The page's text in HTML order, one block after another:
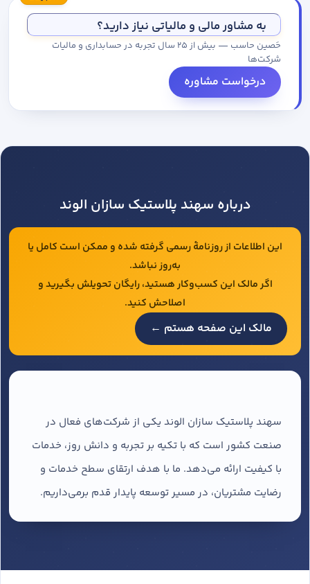
به مشاور مالی و مالیاتی نیاز دارید؟
حَصین حاسب — بیش از ۲۵ سال تجربه در حسابداری و مالیات
شرکت‌ها
درخواست مشاوره
درباره سهند پلاستیک سازان الوند
این اطلاعات از روزنامهٔ رسمی گرفته شده و ممکن است کامل یا
به‌روز نباشد.
اگر مالک این کسب‌وکار هستید، رایگان تحویلش بگیرید و
اصلاحش کنید.
مالک این صفحه هستم ←
سهند پلاستیک سازان الوند یکی از شرکت‌های فعال در
صنعت کشور است که با تکیه بر تجربه و دانش روز، خدمات
با کیفیت ارائه می‌دهد. ما با هدف ارتقای سطح خدمات و
رضایت مشتریان، در مسیر توسعه پایدار قدم برمی‌داریم.